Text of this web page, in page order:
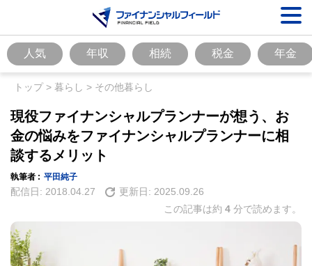
人気 年収 相続 税金 年金
トップ> 暮らし > その他暮らし
現役ファイナンシャルプランナーが想う、お
金の悩みをファイナンシャルプランナーに相
談するメリット
執筆者 : 平田純子
配信日: 2018.04.27 更新日: 2025.09.26
この記事は約 4 分で読めます。